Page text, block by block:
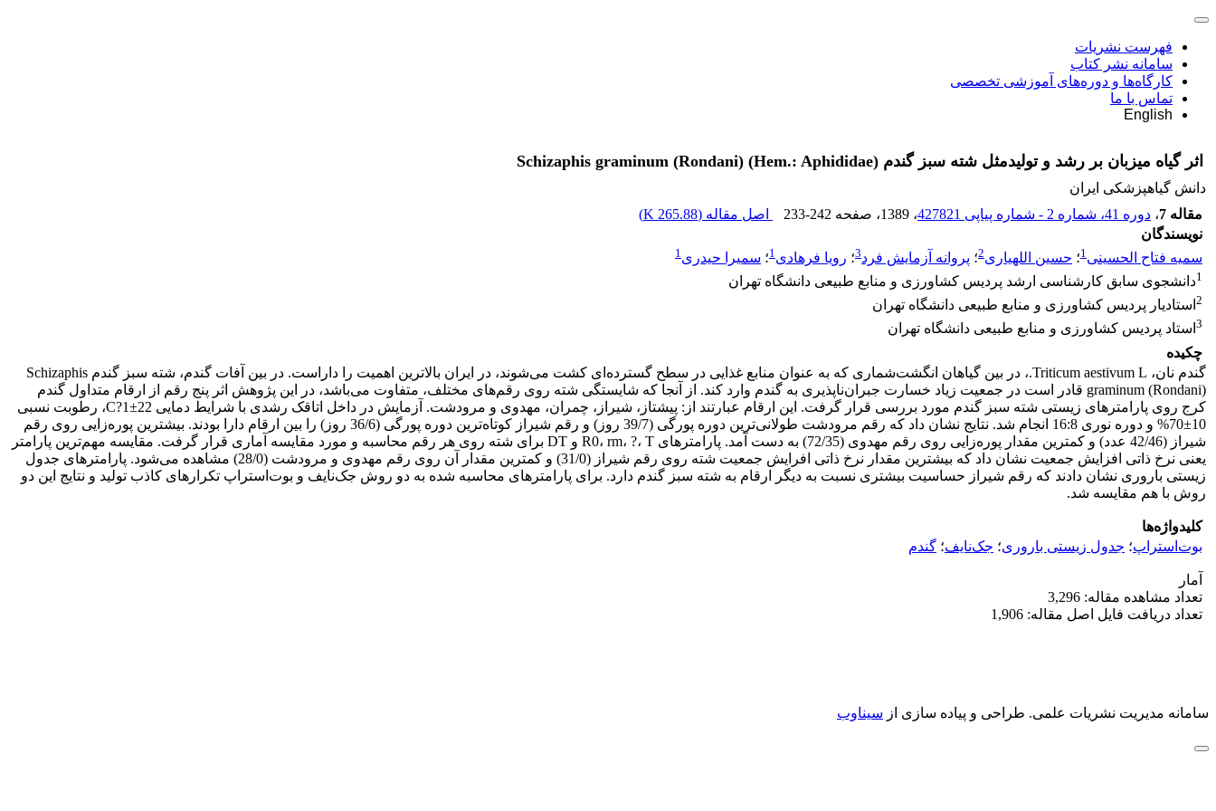
فهرست نشریات
سامانه نشر کتاب
کارگاه‌ها و دوره‌های آموزشی تخصصی
تماس با ما
English
اثر گیاه میزبان بر رشد و تولیدمثل شته سبز گندم Schizaphis graminum (Rondani) (Hem.: Aphididae)
دانش گیاهپزشکی ایران
مقاله 7
، دوره 41، شماره 2 - شماره پیاپی 427821 ، 1389 ، صفحه 233-242 اصل مقاله (265.88 K
)
نویسندگان
سمیه فتاح الحسینی1؛ حسین اللهیاری2؛ پروانه آزمایش فرد3؛ رویا فرهادی1؛ سمیرا حیدری1
1دانشجوی سابق کارشناسی ارشد پردیس کشاورزی و منابع طبیعی دانشگاه تهران
2 استادیار پردیس کشاورزی و منابع طبیعی دانشگاه تهران
3 استاد پردیس کشاورزی و منابع طبیعی دانشگاه تهران
چکیده
گندم نان، Triticum aestivum L.، در بین گیاهان انگشت‌شماری که به عنوان منابع غذایی در سطح گسترده‌ای کشت می‌شوند، در ایران بالاترین اهمیت را داراست. در بین آفات گندم، شته سبز گندم Schizaphis
graminum (Rondani) قادر است در جمعیت زیاد خسارت جبران‌ناپذیری به گندم وارد کند. از آنجا که شایستگی شته روی رقم‌های مختلف، متفاوت می‌باشد، در این پژوهش اثر پنج رقم از ارقام متداول گندم
کرج روی پارامترهای زیستی شته سبز گندم مورد بررسی قرار گرفت. این ارقام عبارتند از: پیشتاز، شیراز، چمران، مهدوی و مرودشت. آزمایش در داخل اتاقک رشدی با شرایط دمایی C?1±22، رطوبت نسبی
10±70% و دوره نوری 16:8 انجام شد. نتایج نشان داد که رقم مرودشت طولانی‌ترین دوره پورگی (39/7 روز) و رقم شیراز کوتاه‌ترین دوره پورگی (36/6 روز) را بین ارقام دارا بودند. بیشترین پوره‌زایی روی رقم
شیراز (42/46 عدد) و کمترین مقدار پوره‌زایی روی رقم مهدوی (72/35) به دست آمد. پارامترهای R0، rm، ?، T و DT برای شته روی هر رقم محاسبه و مورد مقایسه آماری قرار گرفت. مقایسه مهم‌ترین پارامتر
یعنی نرخ ذاتی افزایش جمعیت نشان داد که بیشترین مقدار نرخ ذاتی افرایش جمعیت شته روی رقم شیراز (31/0) و کمترین مقدار آن روی رقم مهدوی و مرودشت (28/0) مشاهده می‌شود. پارامترهای جدول
زیستی باروری نشان دادند که رقم‌ شیراز حساسیت بیشتری نسبت به دیگر ارقام به شته سبز گندم دارد. برای پارامترهای محاسبه شده به دو روش جک‌نایف و بوت‌استراپ تکرارهای کاذب تولید و نتایج این دو
روش با هم مقایسه شد.
کلیدواژه‌ها
بوت‌استراپ؛ جدول زیستی باروری؛ جک‌نایف؛ گندم
آمار
تعداد مشاهده مقاله: 3,296
تعداد دریافت فایل اصل مقاله: 1,906
سامانه مدیریت نشریات علمی. طراحی و پیاده سازی از سیناوب